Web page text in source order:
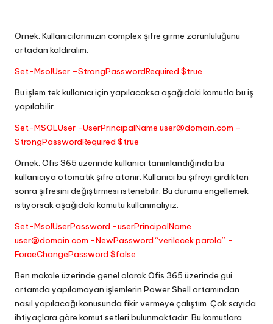
Örnek: Kullanıcılarımızın complex şifre girme zorunluluğunu
ortadan kaldıralım.
Set-MsolUser –StrongPasswordRequired $true
Bu işlem tek kullanıcı için yapılacaksa aşağıdaki komutla bu iş
yapılabilir.
Set-MSOLUser -UserPrincipalName user@domain.com –
StrongPasswordRequired $true
Örnek: Ofis 365 üzerinde kullanıcı tanımlandığında bu
kullanıcıya otomatik şifre atanır. Kullanıcı bu şifreyi girdikten
sonra şifresini değiştirmesi istenebilir. Bu durumu engellemek
istiyorsak aşağıdaki komutu kullanmalıyız.
Set-MsolUserPassword -userPrincipalName
user@domain.com -NewPassword “verilecek parola” -
ForceChangePassword $false
Ben makale üzerinde genel olarak Ofis 365 üzerinde gui
ortamda yapılamayan işlemlerin Power Shell ortamından
nasıl yapılacağı konusunda fikir vermeye çalıştım. Çok sayıda
ihtiyaçlara göre komut setleri bulunmaktadır. Bu komutlara